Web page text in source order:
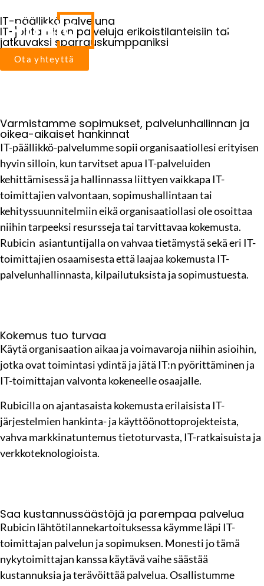
IT-päällikkö palveluna
IT-johtamisen palveluja erikoistilanteisiin tai
jatkuvaksi sparrauskumppaniksi
Ota yhteyttä
Varmistamme sopimukset, palvelunhallinnan ja
oikea-aikaiset hankinnat
IT-päällikkö-palvelumme sopii organisaatiollesi erityisen
hyvin silloin, kun tarvitset apua IT-palveluiden
kehittämisessä ja hallinnassa liittyen vaikkapa IT-
toimittajien valvontaan, sopimushallintaan tai
kehityssuunnitelmiin eikä organisaatiollasi ole osoittaa
niihin tarpeeksi resursseja tai tarvittavaa kokemusta.
Rubicin asiantuntijalla on vahvaa tietämystä sekä eri IT-
toimittajien osaamisesta että laajaa kokemusta IT-
palvelunhallinnasta, kilpailutuksista ja sopimustuesta.
Kokemus tuo turvaa
Käytä organisaation aikaa ja voimavaroja niihin asioihin,
jotka ovat toimintasi ydintä ja jätä IT:n pyörittäminen ja
IT-toimittajan valvonta kokeneelle osaajalle.
Rubicilla on ajantasaista kokemusta erilaisista IT-
järjestelmien hankinta- ja käyttöönottoprojekteista,
vahva markkinatuntemus tietoturvasta, IT-ratkaisuista ja
verkkoteknologioista.
Saa kustannussäästöjä ja parempaa palvelua
Rubicin lähtötilannekartoituksessa käymme läpi IT-
toimittajan palvelun ja sopimuksen. Monesti jo tämä
nykytoimittajan kanssa käytävä vaihe säästää
kustannuksia ja terävöittää palvelua. Osallistumme